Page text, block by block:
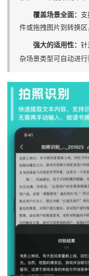
覆盖场景全面：
件或拖拽图片到转换
强大的适用性：
杂场景类型可自动进